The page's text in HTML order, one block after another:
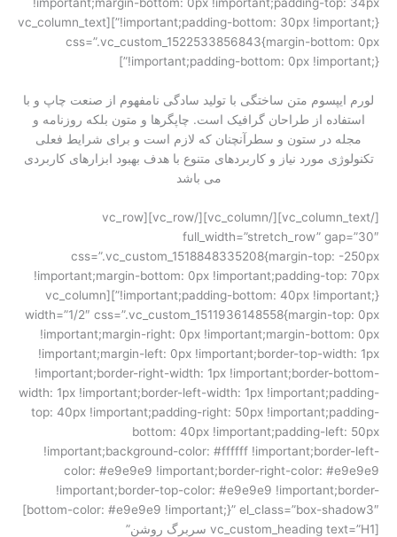
!important;padding-bottom: 30px !important;}”][vc_column_text
css=”.vc_custom_1522533856843{margin-bottom: 0px
!important;padding-bottom: 0px !important;}”]
لورم ایپسوم متن ساختگی با تولید سادگی نامفهوم از صنعت چاپ و با
استفاده از طراحان گرافیک است. چاپگرها و متون بلکه روزنامه و
مجله در ستون و سطرآنچنان که لازم است و برای شرایط فعلی
تکنولوژی مورد نیاز و کاربردهای متنوع با هدف بهبود ابزارهای کاربردی
می باشد
[/vc_column_text][/vc_column][/vc_row][vc_row
full_width=”stretch_row” gap=”30″
css=”.vc_custom_1518848335208{margin-top: -250px
!important;margin-bottom: 0px !important;padding-top: 70px
!important;padding-bottom: 40px !important;}”][vc_column
width=”1/2″ css=”.vc_custom_1511936148558{margin-top: 0px
!important;margin-right: 0px !important;margin-bottom: 0px
!important;margin-left: 0px !important;border-top-width: 1px
!important;border-right-width: 1px !important;border-bottom-
width: 1px !important;border-left-width: 1px !important;padding-
top: 40px !important;padding-right: 50px !important;padding-
bottom: 40px !important;padding-left: 50px
!important;background-color: #ffffff !important;border-left-
color: #e9e9e9 !important;border-right-color: #e9e9e9
!important;border-top-color: #e9e9e9 !important;border-
bottom-color: #e9e9e9 !important;}” el_class=”box-shadow3″]
[vc_custom_heading text=”H1 سربرگ روشن”